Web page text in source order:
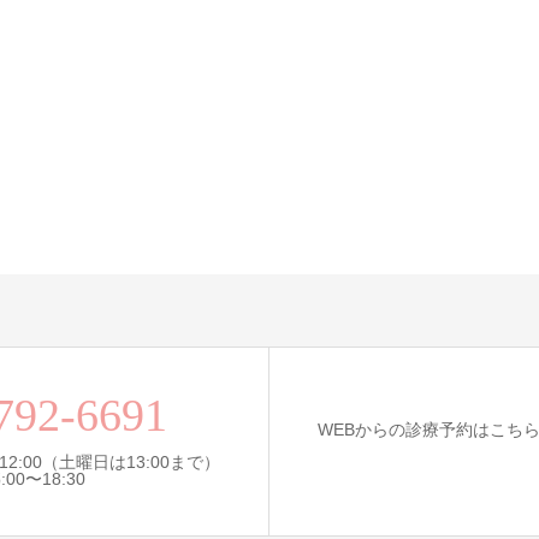
6691
（土曜日は13:00まで）
〜18:30
WEBからの診療予約はこちら